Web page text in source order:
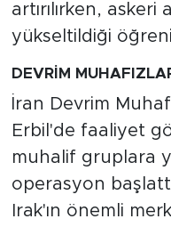
artırılırken,
yükseltildiği
DEVRİM
İran Devrim
Erbil'de faaliyet
muhalif gruplara
operasyon
Irak'ın önemli